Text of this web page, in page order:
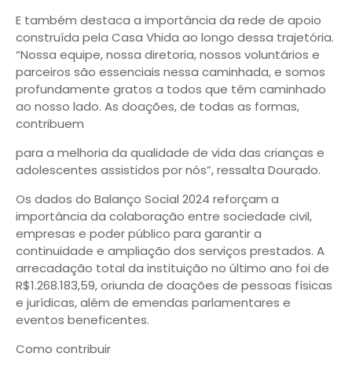
E também destaca a importância da rede de apoio
construída pela Casa Vhida ao longo dessa trajetória.
“Nossa equipe, nossa diretoria, nossos voluntários e
parceiros são essenciais nessa caminhada, e somos
profundamente gratos a todos que têm caminhado
ao nosso lado. As doações, de todas as formas,
contribuem
para a melhoria da qualidade de vida das crianças e
adolescentes assistidos por nós”, ressalta Dourado.
Os dados do Balanço Social 2024 reforçam a
importância da colaboração entre sociedade civil,
empresas e poder público para garantir a
continuidade e ampliação dos serviços prestados. A
arrecadação total da instituição no último ano foi de
R$1.268.183,59, oriunda de doações de pessoas físicas
e jurídicas, além de emendas parlamentares e
eventos beneficentes.
Como contribuir